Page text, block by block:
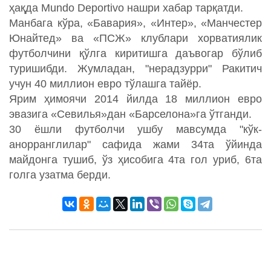
ҳақда Mundo Deportivo нашри хабар тарқатди.
Манбага кўра, «Бавария», «Интер», «Манчестер
Юнайтед» ва «ПСЖ» клублари хорватиялик
футболчини қўлга киритишга даъвогар бўлиб
туришибди. Жумладан, "нерадзурри" Ракитич
учун 40 миллион евро тўлашга тайёр.
Ярим ҳимоячи 2014 йилда 18 миллион евро
эвазига «Севилья»дан «Барселона»га ўтганди.
30 ёшли футболчи ушбу мавсумда "кўк-
анорранглилар" сафида жами 34та ўйинда
майдонга тушиб, ўз ҳисобига 4та гол уриб, 6та
голга узатма берди.